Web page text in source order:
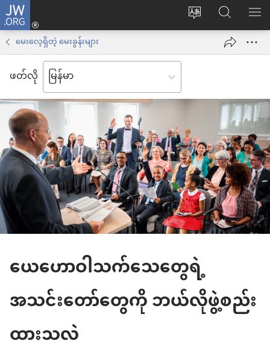
JW.ORG
ဝ
ဘာသာစကား
ပြောင်း
ပါ
Log
in
အသစ်
ဖွ
င့်
နေ
ပါ
တယ်)
JW.ORG
ရှာ
မေးလေ့ရှိတဲ့ မေးခွန်းများ
ဖတ်လို
ယေဟောဝါသက်သေတွေရဲ့
အသင်းတော်တွေကို ဘယ်လိုဖွဲ့စည်း
ထားသလဲ